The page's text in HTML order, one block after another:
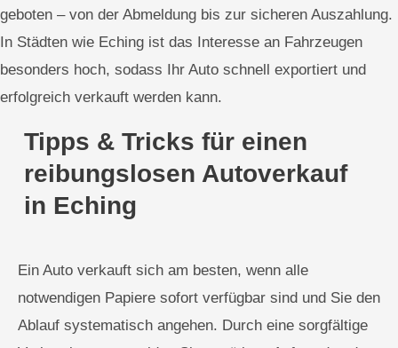
geboten – von der Abmeldung bis zur sicheren Auszahlung.
In Städten wie Eching ist das Interesse an Fahrzeugen
besonders hoch, sodass Ihr Auto schnell exportiert und
erfolgreich verkauft werden kann.
Tipps & Tricks für einen
reibungslosen Autoverkauf
in Eching
Ein Auto verkauft sich am besten, wenn alle
notwendigen Papiere sofort verfügbar sind und Sie den
Ablauf systematisch angehen. Durch eine sorgfältige